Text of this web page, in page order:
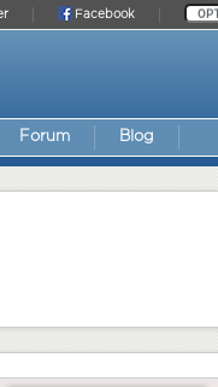
Facebook
Forum Blog